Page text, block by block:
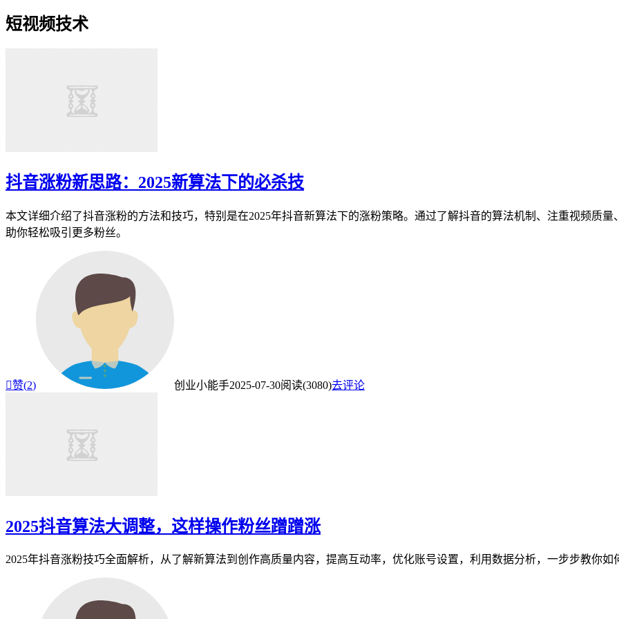
短视频技术
抖音涨粉新思路：2025新算法下的必杀技
本文详细介绍了抖音涨粉的方法和技巧，特别是在2025年抖音新算法下的涨粉策略。通过了解抖音的算法机制、注重视频质
助你轻松吸引更多粉丝。
赞(2) 创业小能手2025-07-30阅读(3080)去评论
2025抖音算法大调整，这样操作粉丝蹭蹭涨
2025年抖音涨粉技巧全面解析，从了解新算法到创作高质量内容，提高互动率，优化账号设置，利用数据分析，一步步教你如